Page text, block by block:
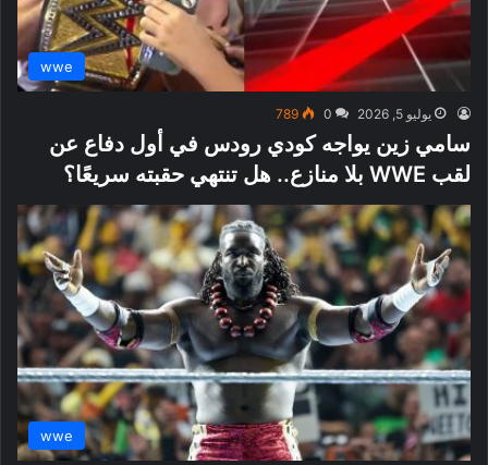
wwe
يوليو 5, 2026 0
789
سامي زين يواجه كودي رودس في أول دفاع عن
لقب WWE بلا منازع.. هل تنتهي حقبته سريعًا؟
wwe